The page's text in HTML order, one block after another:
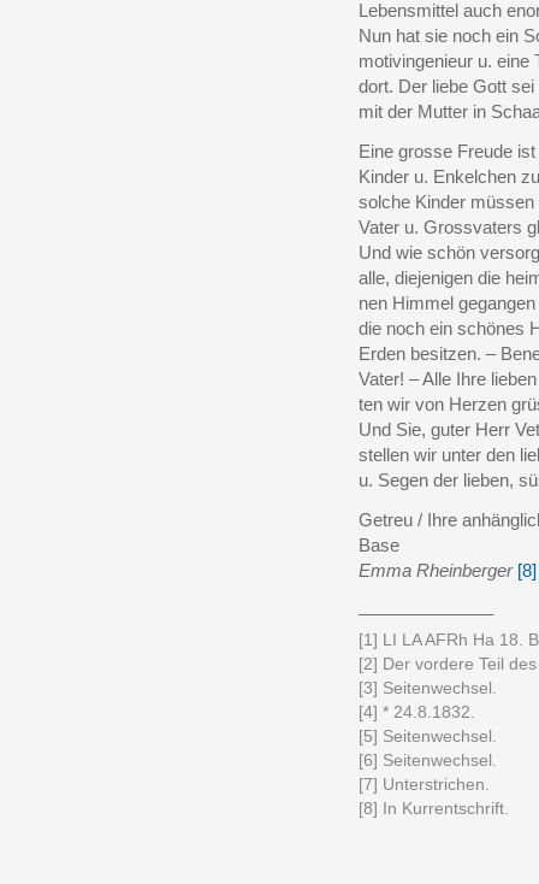
Lebensmittel auch
Nun hat sie noch ein
motivingenieur u. eine
dort. Der liebe Gott
mit der Mutter in
Eine grosse Freude
Kinder u. Enkelchen
solche Kinder
Vater u. Grossvaters
Und wie schön
alle, diejenigen die
nen Himmel
die noch ein schönes
Erden besitzen. –
Vater! – Alle Ihre
ten wir von Herzen
Und Sie, guter Herr
stellen wir unter den
u. Segen der lieben,
Getreu / Ihre
Base
Emma Rheinberger [8]
[1] LI LA AFRh Ha 18.
[2] Der vordere Teil
[3] Seitenwechsel.
[4] * 24.8.1832.
[5] Seitenwechsel.
[6] Seitenwechsel.
[7] Unterstrichen.
[8] In Kurrentschrift.